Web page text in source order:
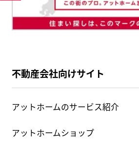
不動産会社向けサイト
アットホームのサービス紹介
アットホームショップ